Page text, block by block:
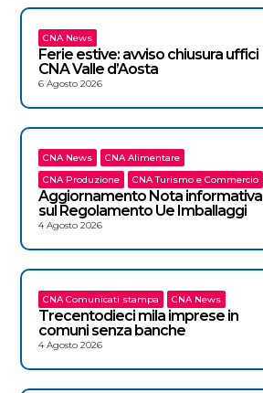
CNA News
Ferie estive: avviso chiusura uffici
CNA Valle d’Aosta
6 Agosto 2026
CNA News
CNA Alimentare
CNA Produzione
CNA Turismo e Commercio
Aggiornamento Nota informativa
sul Regolamento Ue Imballaggi
4 Agosto 2026
CNA Comunicati stampa CNA News
Trecentodieci mila imprese in
comuni senza banche
4 Agosto 2026